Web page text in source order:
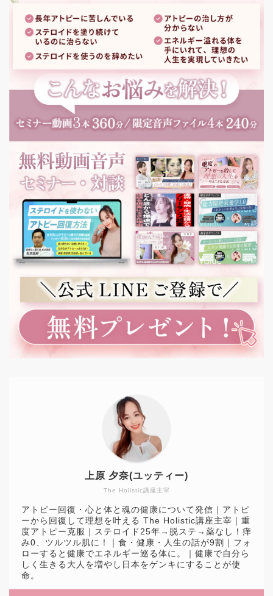
The Holistic講座主宰
上原 夕奈(ユッティー)
アトピー回復・心と体と魂の健康について発信｜アトピ
ーから回復して理想を叶える The Holistic講座主宰｜重
度アトピー克服｜ステロイド25年→脱ステ→薬なし！痒
み0、ツルツル肌に！｜食・健康・人生の話が9割｜フォ
ローすると健康でエネルギー巡る体に。｜健康で自分ら
しく生きる大人を増やし日本をゲンキにすることが使
命。